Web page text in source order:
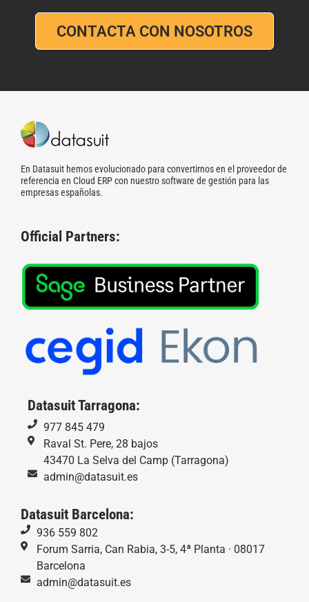
CONTACTA CON NOSOTROS
En Datasuit hemos evolucionado para convertirnos en el proveedor de
referencia en Cloud ERP con nuestro software de gestión para las
empresas españolas.
Official Partners:
Datasuit Tarragona:
977 845 479
Raval St. Pere, 28 bajos
43470 La Selva del Camp (Tarragona)
admin@datasuit.es
Datasuit Barcelona:
936 559 802
Forum Sarria, Can Rabia, 3-5, 4ª Planta · 08017
Barcelona
admin@datasuit.es